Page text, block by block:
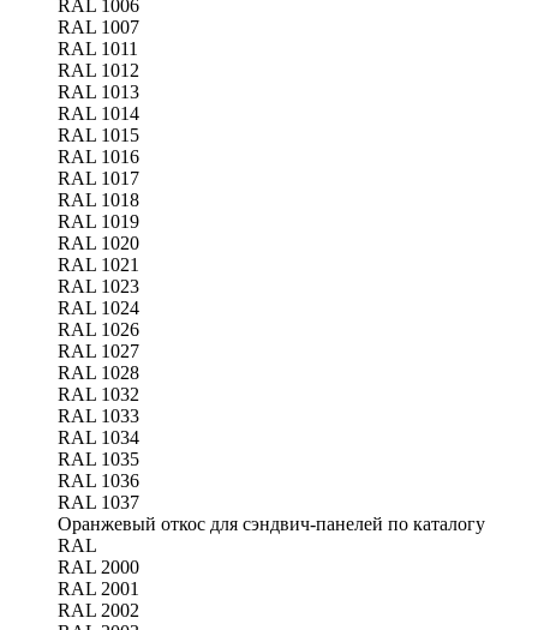
RAL 1006
RAL 1007
RAL 1011
RAL 1012
RAL 1013
RAL 1014
RAL 1015
RAL 1016
RAL 1017
RAL 1018
RAL 1019
RAL 1020
RAL 1021
RAL 1023
RAL 1024
RAL 1026
RAL 1027
RAL 1028
RAL 1032
RAL 1033
RAL 1034
RAL 1035
RAL 1036
RAL 1037
Оранжевый откос для сэндвич-панелей по каталогу
RAL
RAL 2000
RAL 2001
RAL 2002